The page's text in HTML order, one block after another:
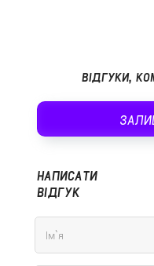
ВІДГУКИ,
НАПИСАТИ
ВІДГУК